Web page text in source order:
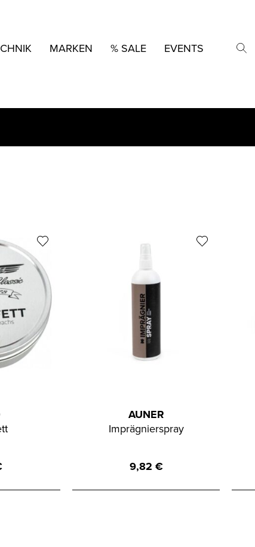
MARKEN % SALE EVENTS
AUNER
Imprägnierspray
9,82 €